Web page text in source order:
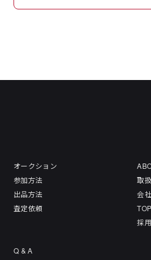
オークション
参加方法
出品方法
査定依頼
取
会
採
Q & A